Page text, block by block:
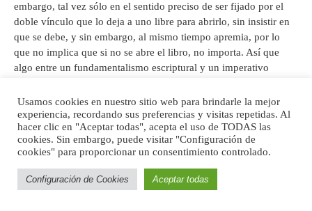
embargo, tal vez sólo en el sentido preciso de ser fijado por el
doble vínculo que lo deja a uno libre para abrirlo, sin insistir en
que se debe, y sin embargo, al mismo tiempo apremia, por lo
que no implica que si no se abre el libro, no importa. Así que
algo entre un fundamentalismo escriptural y un imperativo
En francés, hay una frase para esta solicitudamablemente
por favor
únense:prière d’insérer(“Por favor inserte”). Es una
expresión del mundo de la impresión y edición, y funciona bien
como una solicitud por escrito para publicar algo, o como un
Usamos cookies en nuestro sitio web para brindarle la mejor
experiencia, recordando sus preferencias y visitas repetidas. Al
hacer clic en "Aceptar todas", acepta el uso de TODAS las
cookies. Sin embargo, puede visitar "Configuración de
cookies" para proporcionar un consentimiento controlado.
Configuración de Cookies Aceptar todas